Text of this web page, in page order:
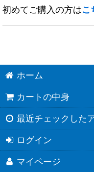
初めてご購入の方はこ
ホーム
カートの中身
最近チェックした
ログイン
マイページ